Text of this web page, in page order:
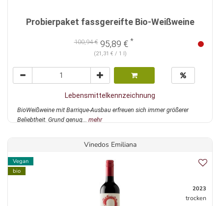
Probierpaket fassgereifte Bio-Weißweine
100,94 €95,89 € *
(21,31 € / 1 l)
Lebensmittelkennzeichnung
BioWeißweine mit Barrique-Ausbau erfreuen sich immer größerer
Beliebtheit. Grund genug... mehr
Vinedos Emiliana
Vegan
bio
2023
trocken